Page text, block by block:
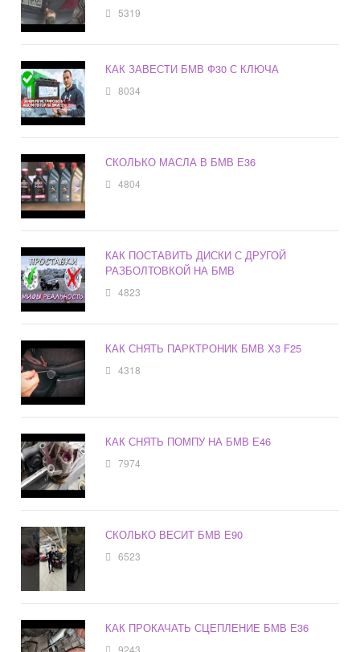
5319
КАК ЗАВЕСТИ БМВ Ф30 С КЛЮЧА
8034
СКОЛЬКО МАСЛА В БМВ Е36
4804
КАК ПОСТАВИТЬ ДИСКИ С ДРУГОЙ
РАЗБОЛТОВКОЙ НА БМВ
4823
КАК СНЯТЬ ПАРКТРОНИК БМВ Х3 F25
4318
КАК СНЯТЬ ПОМПУ НА БМВ Е46
7974
СКОЛЬКО ВЕСИТ БМВ Е90
6523
КАК ПРОКАЧАТЬ СЦЕПЛЕНИЕ БМВ Е36
9243